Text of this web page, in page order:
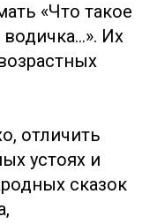
«Что такое
Их
отличить
устоях и
сказок